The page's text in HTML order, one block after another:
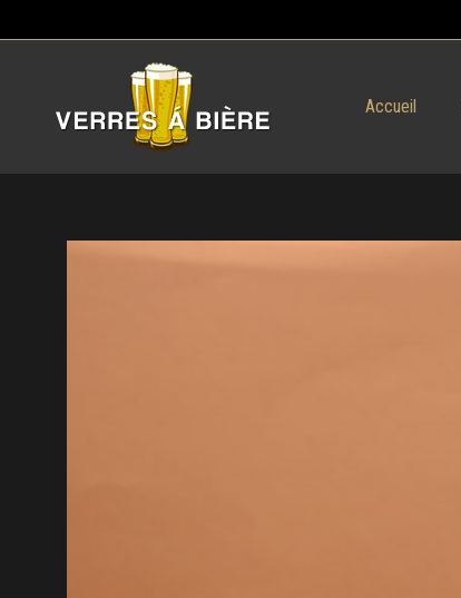
Accueil